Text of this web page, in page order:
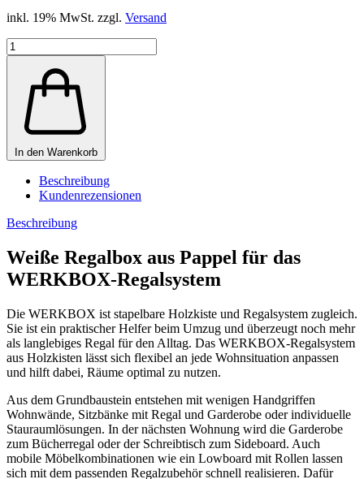
inkl. 19% MwSt. zzgl. Versand
In den Warenkorb
Beschreibung
Kundenrezensionen
Beschreibung
Weiße Regalbox aus Pappel für das
WERKBOX-Regalsystem
Die WERKBOX ist stapelbare Holzkiste und Regalsystem zugleich.
Sie ist ein praktischer Helfer beim Umzug und überzeugt noch mehr
als langlebiges Regal für den Alltag. Das WERKBOX-Regalsystem
aus Holzkisten lässt sich flexibel an jede Wohnsituation anpassen
und hilft dabei, Räume optimal zu nutzen.
Aus dem Grundbaustein entstehen mit wenigen Handgriffen
Wohnwände, Sitzbänke mit Regal und Garderobe oder individuelle
Stauraumlösungen. In der nächsten Wohnung wird die Garderobe
zum Bücherregal oder der Schreibtisch zum Sideboard. Auch
mobile Möbelkombinationen wie ein Lowboard mit Rollen lassen
sich mit dem passenden Regalzubehör schnell realisieren. Dafür